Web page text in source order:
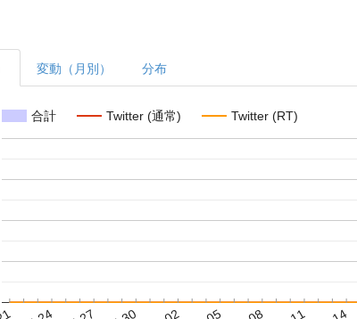
変動（月別） 分布
合計 Twitter (通常) Twitter (RT)